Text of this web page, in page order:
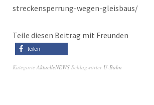
streckensperrung-wegen-gleisbaus/
Teile diesen Beitrag mit Freunden
teilen
Kategorie AktuelleNEWS Schlagwörter U-Bahn